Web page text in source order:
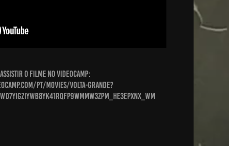
o filme no VIDEOCAMP:
pt/movies/volta-grande?